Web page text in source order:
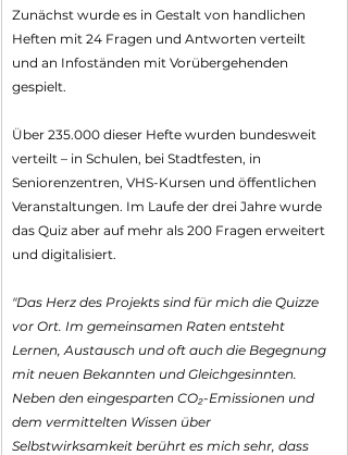
Zunächst wurde es in Gestalt von handlichen
Heften mit 24 Fragen und Antworten verteilt
und an Infoständen mit Vorübergehenden
gespielt.
Über 235.000 dieser Hefte wurden bundesweit
verteilt – in Schulen, bei Stadtfesten, in
Seniorenzentren, VHS-Kursen und öffentlichen
Veranstaltungen. Im Laufe der drei Jahre wurde
das Quiz aber auf mehr als 200 Fragen erweitert
und digitalisiert.
"Das Herz des Projekts sind für mich die Quizze
vor Ort. Im gemeinsamen Raten entsteht
Lernen, Austausch und oft auch die Begegnung
mit neuen Bekannten und Gleichgesinnten.
Neben den eingesparten CO₂-Emissionen und
dem vermittelten Wissen über
Selbstwirksamkeit berührt es mich sehr, dass